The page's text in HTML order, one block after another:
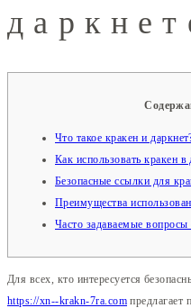
Что такое кракен и
Как использовать кракен в
Безопасные ссылки для
Преимущества
Часто задаваемые вопросы
Для всех, кто интересуется
https://xn--krakn-7ra.com предлагает